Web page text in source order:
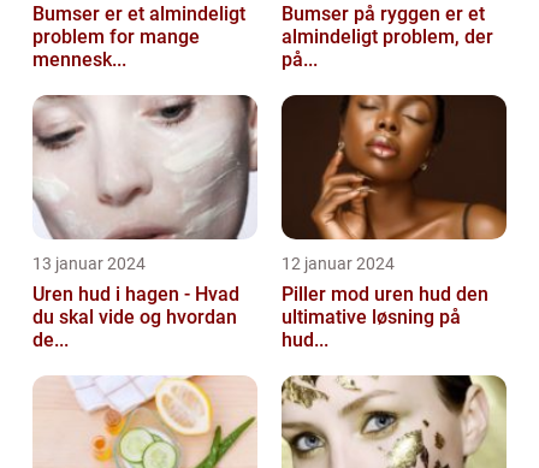
Bumser er et almindeligt
problem for mange
mennesk...
Bumser på ryggen er et
almindeligt problem, der
på...
13 januar 2024
Uren hud i hagen - Hvad
du skal vide og hvordan
de...
12 januar 2024
Piller mod uren hud den
ultimative løsning på
hud...